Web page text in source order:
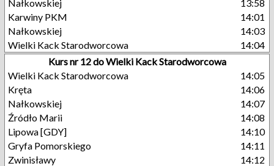
Nałkowskiej
13:58
Karwiny PKM
14:01
Nałkowskiej
14:03
Wielki Kack Starodworcowa
14:04
Kurs nr 12 do Wielki Kack Starodworcowa
Wielki Kack Starodworcowa
14:05
Kręta
14:06
Nałkowskiej
14:07
Źródło Marii
14:08
Lipowa [GDY]
14:10
Gryfa Pomorskiego
14:11
Zwinisławy
14:12